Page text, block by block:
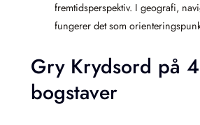
fremtidsperspektiv. I geografi,
fungerer det som
Gry Krydsord på 4
bogstaver